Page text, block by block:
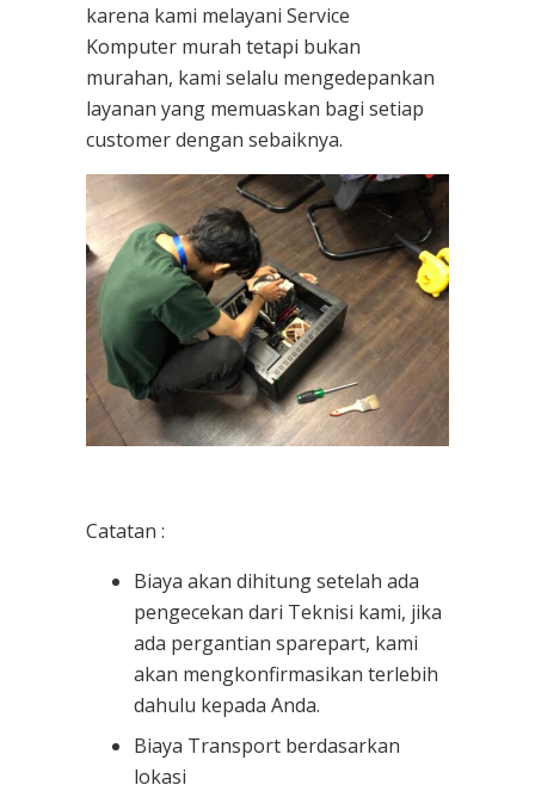
karena kami melayani Service
Komputer murah tetapi bukan
murahan, kami selalu mengedepankan
layanan yang memuaskan bagi setiap
customer dengan sebaiknya.
Catatan :
Biaya akan dihitung setelah ada
pengecekan dari Teknisi kami, jika
ada pergantian sparepart, kami
akan mengkonfirmasikan terlebih
dahulu kepada Anda.
Biaya Transport berdasarkan
lokasi